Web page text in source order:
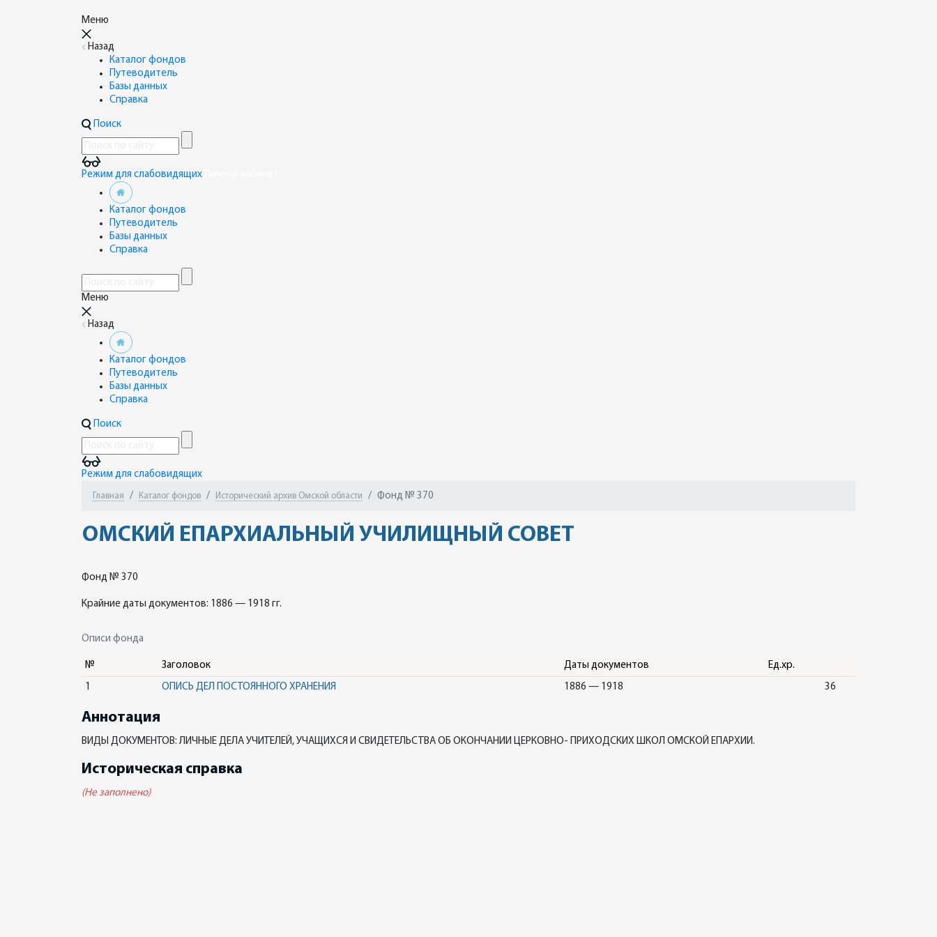
Меню
Назад
Каталог фондов
Путеводитель
Базы данных
Справка
Поиск
Режим для слабовидящих
Каталог фондов
Путеводитель
Базы данных
Справка
Меню
Назад
Каталог фондов
Путеводитель
Базы данных
Справка
Поиск
Режим для слабовидящих
Главная Каталог фондов Исторический архив Омской области Фонд № 370
ОМСКИЙ ЕПАРХИАЛЬНЫЙ УЧИЛИЩНЫЙ СОВЕТ
Фонд № 370
Крайние даты документов: 1886 — 1918 гг.
Описи фонда
№ Заголовок Даты документов Ед.хр.
1 ОПИСЬ ДЕЛ ПОСТОЯННОГО ХРАНЕНИЯ 1886 — 1918 36
Аннотация
ВИДЫ ДОКУМЕНТОВ: ЛИЧНЫЕ ДЕЛА УЧИТЕЛЕЙ, УЧАЩИХСЯ И СВИДЕТЕЛЬСТВА ОБ ОКОНЧАНИИ ЦЕРКОВНО- ПРИХОДСКИХ ШКОЛ ОМСКОЙ ЕПАРХИИ.
Историческая справка
(Не заполнено)